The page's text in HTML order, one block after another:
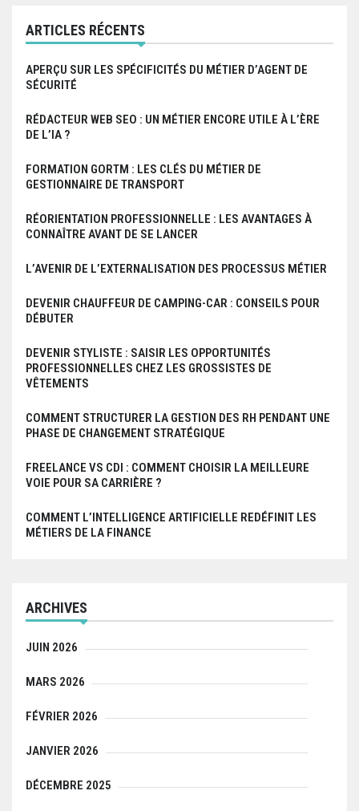
r
t
i
c
l
e
ARTICLES RÉCENTS
APERÇU SUR LES SPÉCIFICITÉS DU MÉTIER D’AGENT DE
SÉCURITÉ
RÉDACTEUR WEB SEO : UN MÉTIER ENCORE UTILE À L’ÈRE
DE L’IA ?
FORMATION GORTM : LES CLÉS DU MÉTIER DE
GESTIONNAIRE DE TRANSPORT
RÉORIENTATION PROFESSIONNELLE : LES AVANTAGES À
CONNAÎTRE AVANT DE SE LANCER
L’AVENIR DE L’EXTERNALISATION DES PROCESSUS MÉTIER
DEVENIR CHAUFFEUR DE CAMPING-CAR : CONSEILS POUR
DÉBUTER
DEVENIR STYLISTE : SAISIR LES OPPORTUNITÉS
PROFESSIONNELLES CHEZ LES GROSSISTES DE
VÊTEMENTS
COMMENT STRUCTURER LA GESTION DES RH PENDANT UNE
PHASE DE CHANGEMENT STRATÉGIQUE
FREELANCE VS CDI : COMMENT CHOISIR LA MEILLEURE
VOIE POUR SA CARRIÈRE ?
COMMENT L’INTELLIGENCE ARTIFICIELLE REDÉFINIT LES
MÉTIERS DE LA FINANCE
ARCHIVES
JUIN 2026
MARS 2026
FÉVRIER 2026
JANVIER 2026
DÉCEMBRE 2025